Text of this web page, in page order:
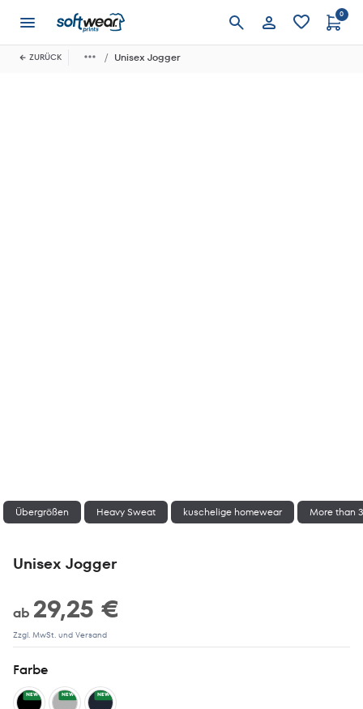
Anmelden
0
ZURÜCK Unisex Jogger
Übergrößen Heavy Sweat kuschelige homewear More than
Unisex Jogger
ab 29,25 €
Zzgl. MwSt. und Versand
Farbe
NEW NEW NEW